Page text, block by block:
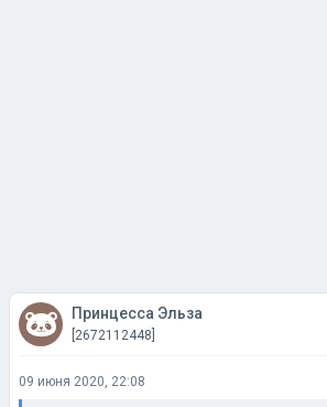
Принцесса Эльза
[2672112448]
09 июня 2020, 22:08